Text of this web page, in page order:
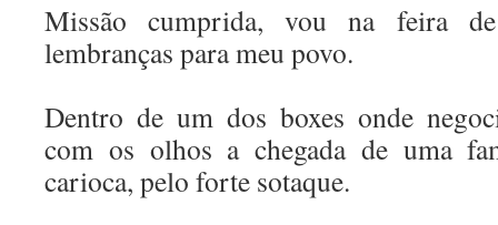
Missão cumprida, vou na feira de
lembranças para meu povo.
Dentro de um dos boxes onde
com os olhos a chegada de uma
carioca, pelo forte sotaque.